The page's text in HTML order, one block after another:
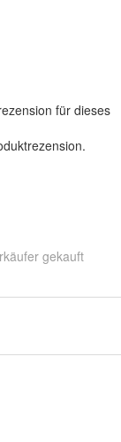
für dieses
.
gekauft